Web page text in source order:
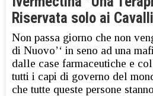
Riservata solo ai
Non passa giorno che non
di Nuovo’‘ in seno ad una
dalle case farmaceutiche e
tutti i capi di governo del
che tutte queste persone